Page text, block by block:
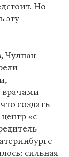
Но
эту
Чулпан
врачами
создать
«с
сильная